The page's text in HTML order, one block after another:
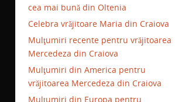
cea mai bună din Oltenia
Celebra vrăjitoare Maria din Craiova
Mulţumiri recente pentru vrăjitoarea
Mercedeza din Craiova
Mulţumiri din America pentru
vrăjitoarea Mercedeza din Craiova
Mulţumiri din Europa pentru